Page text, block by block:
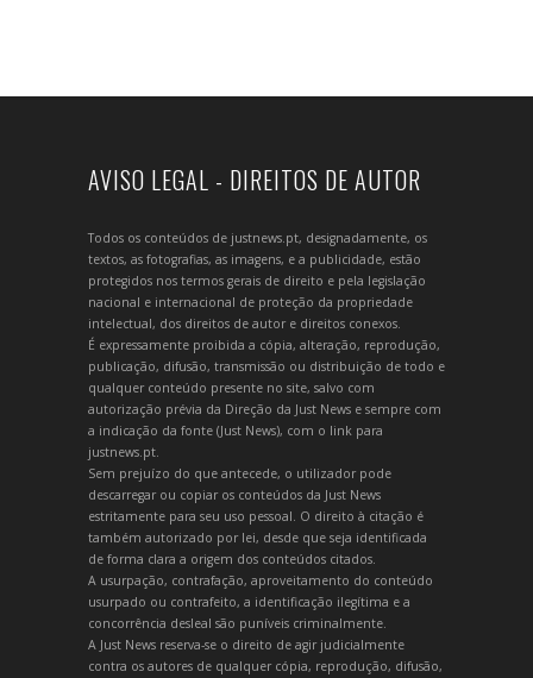
AVISO LEGAL - DIREITOS DE AUTOR
Todos os conteúdos de justnews.pt, designadamente, os
textos, as fotografias, as imagens, e a publicidade, estão
protegidos nos termos gerais de direito e pela legislação
nacional e internacional de proteção da propriedade
intelectual, dos direitos de autor e direitos conexos.
É expressamente proibida a cópia, alteração, reprodução,
publicação, difusão, transmissão ou distribuição de todo e
qualquer conteúdo presente no site, salvo com
autorização prévia da Direção da Just News e sempre com
a indicação da fonte (Just News), com o link para
justnews.pt.
Sem prejuízo do que antecede, o utilizador pode
descarregar ou copiar os conteúdos da Just News
estritamente para seu uso pessoal. O direito à citação é
também autorizado por lei, desde que seja identificada
de forma clara a origem dos conteúdos citados.
A usurpação, contrafação, aproveitamento do conteúdo
usurpado ou contrafeito, a identificação ilegítima e a
concorrência desleal são puníveis criminalmente.
A Just News reserva-se o direito de agir judicialmente
contra os autores de qualquer cópia, reprodução, difusão,